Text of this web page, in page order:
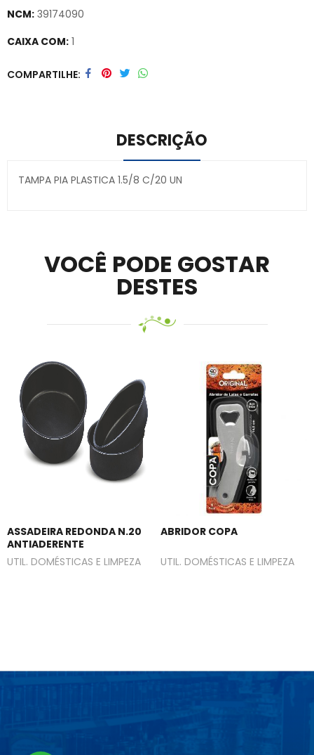
NCM: 39174090
CAIXA COM: 1
Secure crypto portfolio manager for desktops and mobile –
COMPARTILHE
DESCRIÇÃO
TAMPA PIA PLASTICA 1.5/8 C/20 UN
VOCÊ PODE GOSTAR
DESTES
ASSADEIRA REDONDA N.20
ANTIADERENTE
UTIL. DOMÉSTICAS E LIMPEZA
ABRIDOR COPA
UTIL. DOMÉSTICAS E LIMPEZA